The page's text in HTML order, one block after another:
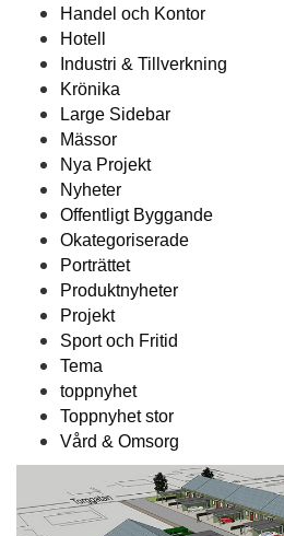
Handel och Kontor
Hotell
Industri & Tillverkning
Krönika
Large Sidebar
Mässor
Nya Projekt
Nyheter
Offentligt Byggande
Okategoriserade
Porträttet
Produktnyheter
Projekt
Sport och Fritid
Tema
toppnyhet
Toppnyhet stor
Vård & Omsorg